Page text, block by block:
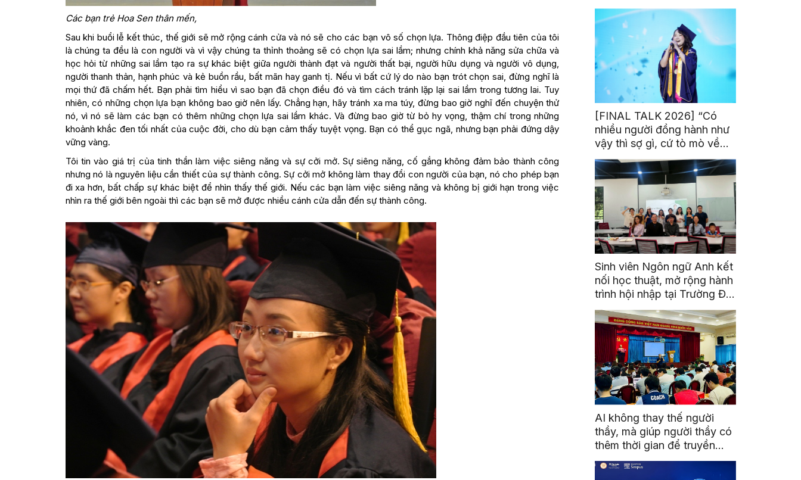
Các bạn trẻ Hoa Sen thân mến,
Sau khi buổi lễ kết thúc, thế giới sẽ mở rộng cánh cửa và nó sẽ cho các bạn vô số chọn lựa. Thông điệp đầu tiên của tôi
là chúng ta đều là con người và vì vậy chúng ta thỉnh thoảng sẽ có chọn lựa sai lầm; nhưng chính khả năng sửa chữa và
học hỏi từ những sai lầm tạo ra sự khác biệt giữa người thành đạt và người thất bại, người hữu dụng và người vô dụng,
người thanh thản, hạnh phúc và kẻ buồn rầu, bất mãn hay ganh tị. Nếu vì bất cứ lý do nào bạn trót chọn sai, đừng nghĩ là
mọi thứ đã chấm hết. Bạn phải tìm hiểu vì sao bạn đã chọn điều đó và tìm cách tránh lặp lại sai lầm trong tương lai. Tuy
nhiên, có những chọn lựa bạn không bao giờ nên lấy. Chẳng hạn, hãy tránh xa ma túy, đừng bao giờ nghĩ đến chuyện thử
nó, vì nó sẽ làm các bạn có thêm những chọn lựa sai lầm khác. Và đừng bao giờ từ bỏ hy vọng, thậm chí trong những
khoảnh khắc đen tối nhất của cuộc đời, cho dù bạn cảm thấy tuyệt vọng. Bạn có thể gục ngã, nhưng bạn phải đứng dậy
vững vàng.
Tôi tin vào giá trị của tinh thần làm việc siêng năng và sự cởi mở. Sự siêng năng, cố gắng không đảm bảo thành công
nhưng nó là nguyên liệu cần thiết của sự thành công. Sự cởi mở không làm thay đổi con người của bạn, nó cho phép bạn
đi xa hơn, bất chấp sự khác biệt để nhìn thấy thế giới. Nếu các bạn làm việc siêng năng và không bị giới hạn trong việc
nhìn ra thế giới bên ngoài thì các bạn sẽ mở được nhiều cánh cửa dẫn đến sự thành công.
[FINAL TALK 2026] “Có
nhiều người đồng hành như
vậy thì sợ gì, cứ tò mò về
thế giới thôi”
Sinh viên Ngôn ngữ Anh kết
nối học thuật, mở rộng hành
trình hội nhập tại Trường Đại
học Quốc gia Malaysia
AI không thay thế người
thầy, mà giúp người thầy có
thêm thời gian để truyền
cảm hứng